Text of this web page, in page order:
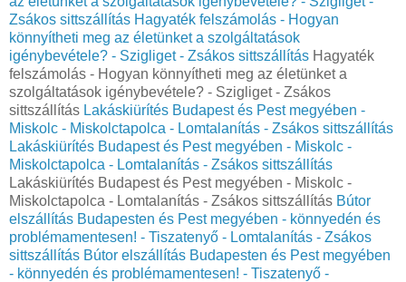
Zsákos sittszállítás Hagyaték felszámolás - Hogyan
könnyítheti meg az életünket a szolgáltatások
igénybevétele? - Szigliget - Zsákos sittszállítás Hagyaték
felszámolás - Hogyan könnyítheti meg az életünket a
szolgáltatások igénybevétele? - Szigliget - Zsákos
sittszállítás Lakáskiürítés Budapest és Pest megyében -
Miskolc - Miskolctapolca - Lomtalanítás - Zsákos sittszállítás
Lakáskiürítés Budapest és Pest megyében - Miskolc -
Miskolctapolca - Lomtalanítás - Zsákos sittszállítás
Lakáskiürítés Budapest és Pest megyében - Miskolc -
Miskolctapolca - Lomtalanítás - Zsákos sittszállítás Bútor
elszállítás Budapesten és Pest megyében - könnyedén és
problémamentesen! - Tiszatenyő - Lomtalanítás - Zsákos
sittszállítás Bútor elszállítás Budapesten és Pest megyében
- könnyedén és problémamentesen! - Tiszatenyő -